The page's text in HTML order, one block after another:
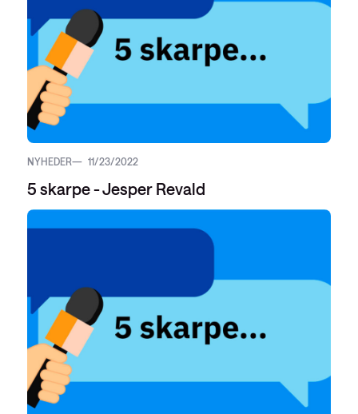
NYHEDER 11/23/2022
5 skarpe - Jesper Revald